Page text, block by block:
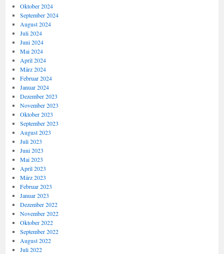
Oktober 2024
September 2024
August 2024
Juli 2024
Juni 2024
Mai 2024
April 2024
März 2024
Februar 2024
Januar 2024
Dezember 2023
November 2023
Oktober 2023
September 2023
August 2023
Juli 2023
Juni 2023
Mai 2023
April 2023
März 2023
Februar 2023
Januar 2023
Dezember 2022
November 2022
Oktober 2022
September 2022
August 2022
Juli 2022